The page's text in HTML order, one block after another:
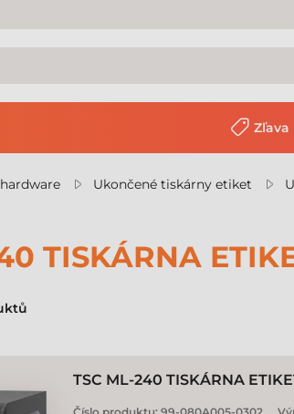
Zľava
Ukončené tiskárny etiket
TISKÁRNA
TSC ML-240 TISKÁRNA